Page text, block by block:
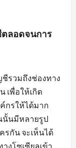
ลอดจนการ
รวมถึงช่องทาง
เพื่อให้เกิด
กรให้ได้มาก
นั้นมีหลายรูป
รกัน จะเห็นได้
งโซเซียลเข้า